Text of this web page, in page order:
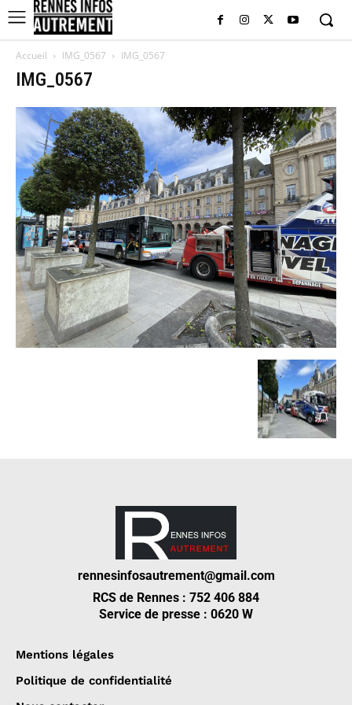
Accueil IMG_0567 IMG_0567
IMG_0567
rennesinfosautrement@gmail.com
RCS de Rennes : 752 406 884
Service de presse : 0620 W
Mentions légales
Politique de confidentialité